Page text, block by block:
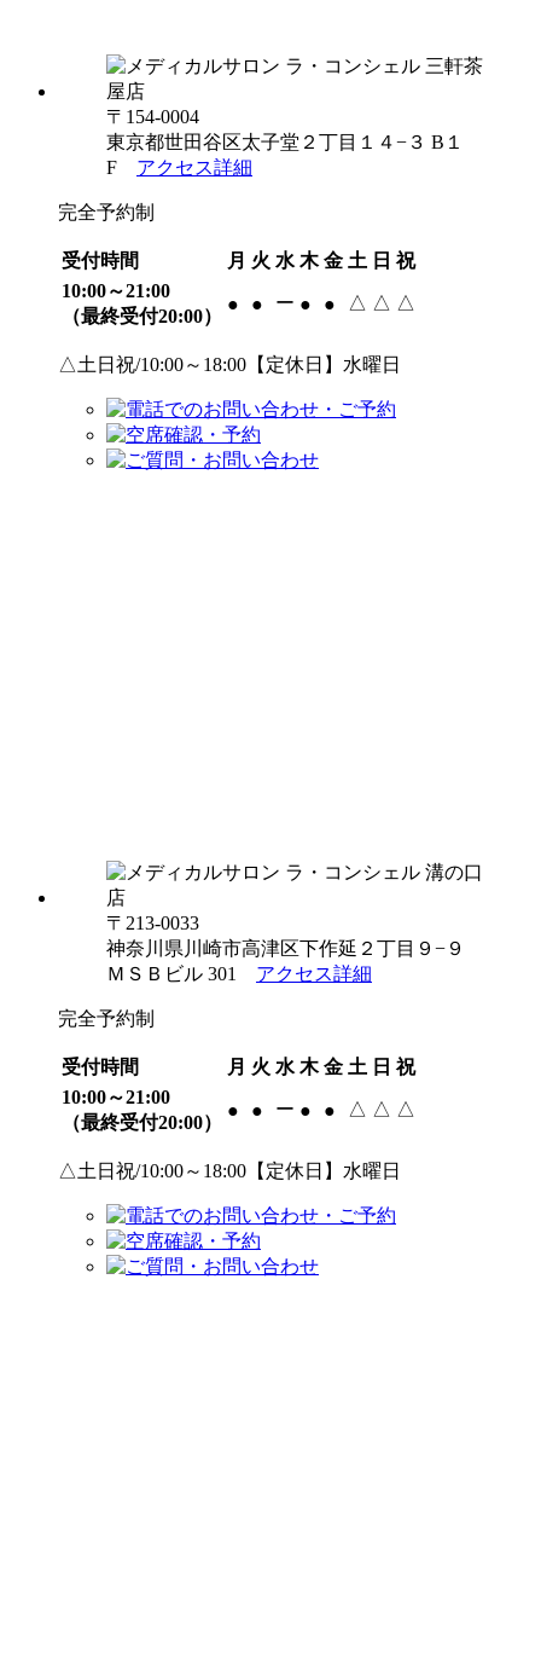
〒154-0004
東京都世田谷区太子堂２丁目１４−３ B１
F アクセス詳細
完全予約制
受付時間 月 火 水 木 金 土 日 祝
10:00～21:00
（最終受付20:00）
● ● ー ● ● △ △ △
△土日祝/10:00～18:00【定休日】水曜日
〒213-0033
神奈川県川崎市高津区下作延２丁目９−９
ＭＳＢビル 301 アクセス詳細
完全予約制
受付時間 月 火 水 木 金 土 日 祝
10:00～21:00
（最終受付20:00）
● ● ー ● ● △ △ △
△土日祝/10:00～18:00【定休日】水曜日